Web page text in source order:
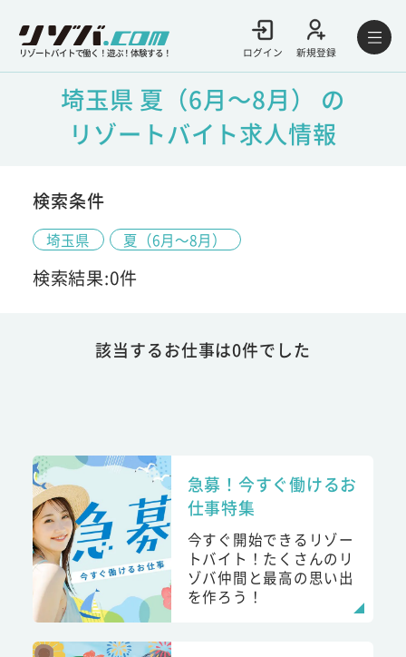
リゾートバイトで働く！遊ぶ！体験する！ ログイン 新規登録
埼玉県 夏（6月～8月） の
リゾートバイト求人情報
検索条件
埼玉県 夏（6月～8月）
検索結果:0件
該当するお仕事は0件でした
急募！今すぐ働けるお
仕事特集
今すぐ開始できるリゾー
トバイト！たくさんのリ
ゾバ仲間と最高の思い出
を作ろう！